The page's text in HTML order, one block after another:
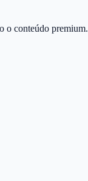
o conteúdo premium.